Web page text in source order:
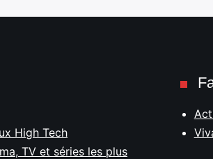
High Tech
TV et séries les plus